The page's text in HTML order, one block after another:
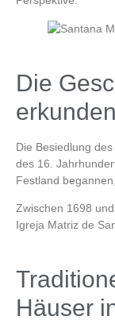
Die
erkunden
Die Besiedlung
des 16.
Festland
Zwischen 1698
Igreja Matriz de
Häuser